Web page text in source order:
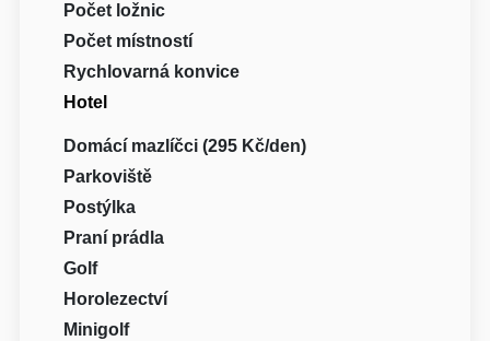
Počet ložnic
Počet místností
Rychlovarná konvice
Hotel
Domácí mazlíčci (295 Kč/den)
Parkoviště
Postýlka
Praní prádla
Golf
Horolezectví
Minigolf